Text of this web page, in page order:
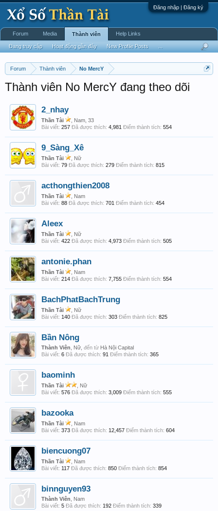
Đăng nhập | Đăng ký
Forum Thành viên No MercY
Thành viên No MercY đang theo dõi
2_nhay
Thần Tài
, Nam, 33
Bài viết: 257 Đã được thích: 4,981 Điểm thành tích: 554
9_Sàng_Xê
Thần Tài
, Nữ
Bài viết: 79 Đã được thích: 279 Điểm thành tích: 815
acthongthien2008
Thần Tài
, Nam
Bài viết: 88 Đã được thích: 701 Điểm thành tích: 454
Aleex
Thần Tài
, Nữ
Bài viết: 422 Đã được thích: 4,973 Điểm thành tích: 505
antonie.phan
Thần Tài
, Nam
Bài viết: 214 Đã được thích: 7,755 Điểm thành tích: 554
BachPhatBachTrung
Thần Tài
, Nữ
Bài viết: 140 Đã được thích: 303 Điểm thành tích: 825
Bần Nông
Thành Viên , Nữ, đến từ Hà Nội Capital
Bài viết: 6 Đã được thích: 91 Điểm thành tích: 365
baominh
Thần Tài
, Nữ
Bài viết: 576 Đã được thích: 3,009 Điểm thành tích: 555
bazooka
Thần Tài
, Nam
Bài viết: 373 Đã được thích: 12,457 Điểm thành tích: 604
biencuong07
Thần Tài
, Nam
Bài viết: 117 Đã được thích: 850 Điểm thành tích: 854
binnguyen93
Thành Viên , Nam
Bài viết: 5 Đã được thích: 192 Điểm thành tích: 339
Forum Media Thành viên
Đang truy cập Hoạt động gần đây New Profile Posts
Help Links